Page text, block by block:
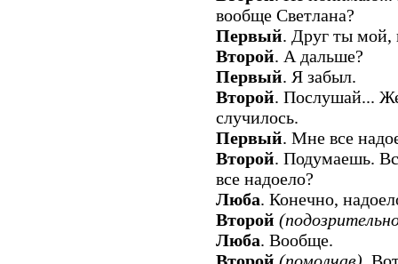
вообще Светлана?
Первый. Друг ты мой,
Второй. А дальше?
Первый. Я забыл.
Второй. Послушай...
случилось.
Первый. Мне все
Второй. Подумаешь.
все надоело?
Люба. Конечно,
Второй
Люба. Вообще.